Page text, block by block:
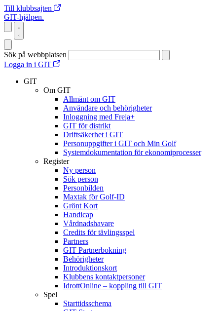
Till klubbsajten
GIT-hjälpen.
Sök på webbplatsen
Logga in i GIT
GIT
Om GIT
Allmänt om GIT
Användare och behörigheter
Inloggning med Freja+
GIT för distrikt
Driftsäkerhet i GIT
Personuppgifter i GIT och Min Golf
Systemdokumentation för ekonomiprocesser
Register
Ny person
Sök person
Personbilden
Maxtak för Golf-ID
Grönt Kort
Handicap
Vårdnadshavare
Credits för tävlingsspel
Partners
GIT Partnerbokning
Behörigheter
Introduktionskort
Klubbens kontaktpersoner
IdrottOnline – koppling till GIT
Spel
Starttidsschema